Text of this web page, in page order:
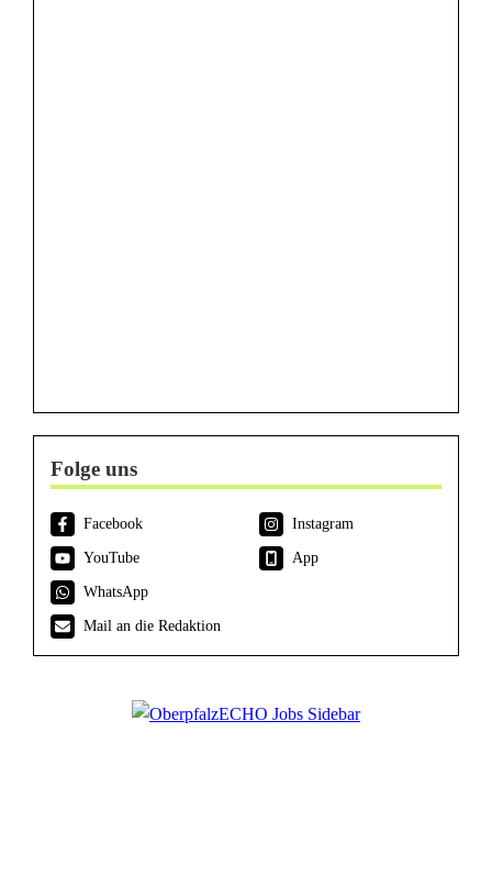
Folge uns
Facebook
Instagram
YouTube
App
WhatsApp
Mail an die Redaktion